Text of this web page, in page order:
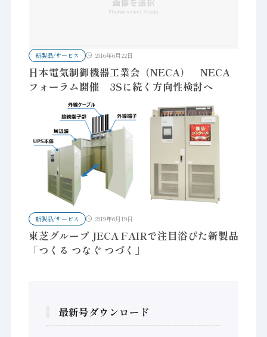
新製品/サービス 2016年6月22日
日本電気制御機器工業会（NECA） NECA
フォーラム開催 3Sに続く方向性検討へ
新製品/サービス 2019年6月19日
東芝グループ JECA FAIRで注目浴びた新製品
「つくる つなぐ つづく」
最新号ダウンロード